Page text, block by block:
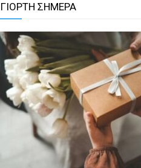
ΣΗΜΕΡΑ